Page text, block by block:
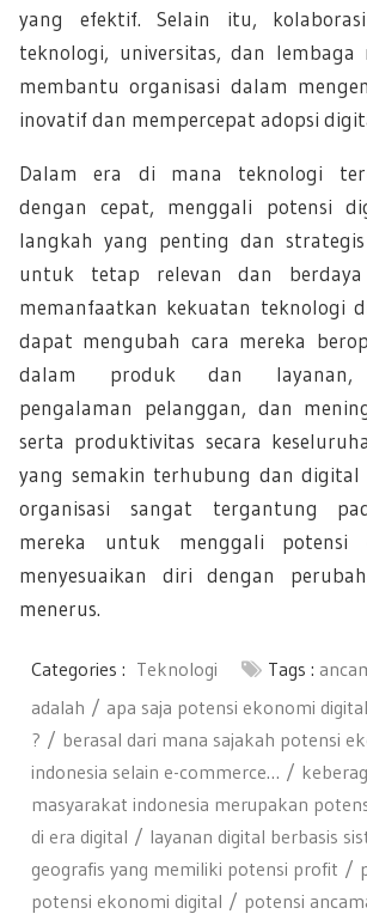
yang efektif. Selain itu,
teknologi, universitas, dan
membantu organisasi dalam
inovatif dan mempercepat adopsi
Dalam era di mana teknologi
dengan cepat, menggali potensi
langkah yang penting dan
untuk tetap relevan dan berdaya
memanfaatkan kekuatan teknologi
dapat mengubah cara mereka
dalam produk dan layanan,
pengalaman pelanggan, dan
serta produktivitas secara
yang semakin terhubung dan digital
organisasi sangat tergantung
mereka untuk menggali potensi
menyesuaikan diri dengan
menerus.
Categories : Teknologi Tags :
adalah
apa saja potensi ekonomi
?
berasal dari mana sajakah potensi
indonesia selain e-commerce…
masyarakat indonesia merupakan
di era digital
layanan digital berbasis
geografis yang memiliki potensi profit
potensi ekonomi digital
potensi